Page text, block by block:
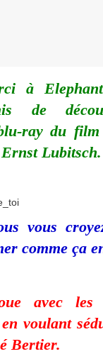
à
de
ray du
Lubitsch.
vous
comme ça
avec
voulant
Bertier.